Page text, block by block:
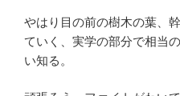
やはり目の前の樹木の葉、
ていく、実学の部分で相当
い知る。